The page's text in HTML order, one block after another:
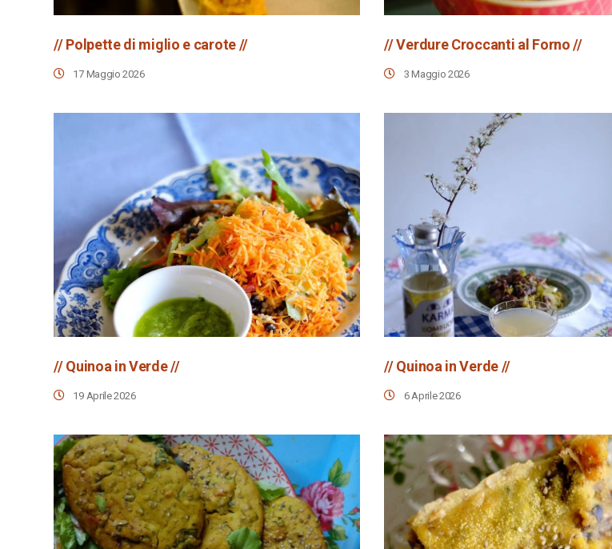
// Polpette di miglio e carote //
17 Maggio 2026
// Verdure Croccanti al Forno //
3 Maggio 2026
// Quinoa in Verde //
19 Aprile 2026
// Quinoa in Verde //
6 Aprile 2026